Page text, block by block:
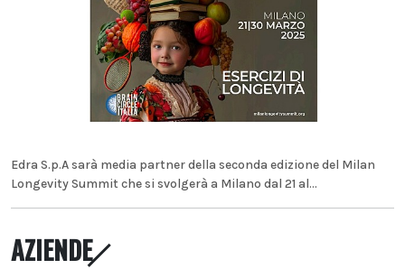
Edra S.p.A sarà media partner della seconda edizione del Milan
Longevity Summit che si svolgerà a Milano dal 21 al...
AZIENDE